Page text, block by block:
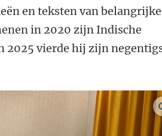
en teksten van belangrijke
in 2020 zijn Indische
2025 vierde hij zijn